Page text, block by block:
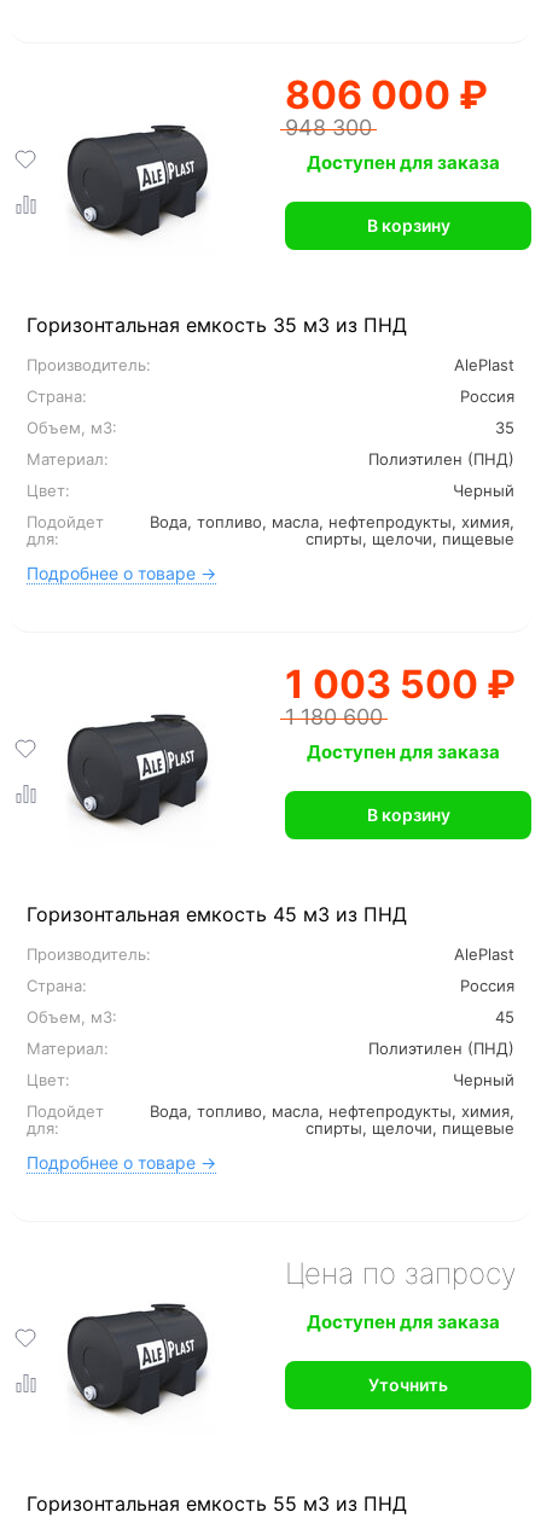
Горизонтальная емкость 35 м3 из ПНД
Производитель:
AlePlast
Страна:
Россия
Объем, м3:
35
Материал:
Полиэтилен (ПНД)
Цвет:
Черный
Подойдет
для:
Вода, топливо, масла, нефтепродукты, химия,
спирты, щелочи, пищевые
Подробнее о товаре →
806 000 ₽
948 300
Доступен для заказа
В корзину
Горизонтальная емкость 45 м3 из ПНД
Производитель:
AlePlast
Страна:
Россия
Объем, м3:
45
Материал:
Полиэтилен (ПНД)
Цвет:
Черный
Подойдет
для:
Вода, топливо, масла, нефтепродукты, химия,
спирты, щелочи, пищевые
Подробнее о товаре →
1 003 500 ₽
1 180 600
Доступен для заказа
В корзину
Горизонтальная емкость 55 м3 из ПНД
Цена по запросу
Доступен для заказа
Уточнить